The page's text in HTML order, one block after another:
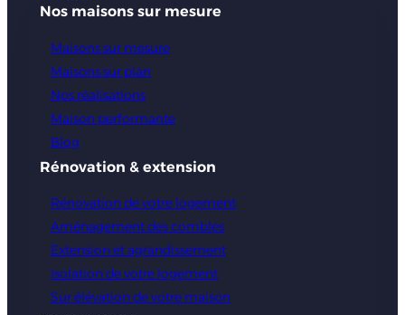
Nos maisons sur mesure
Maisons sur mesure
Maisons sur plan
Nos réalisations
Maison performante
Blog
Rénovation & extension
Rénovation de votre logement
Aménagement des combles
Extension et agrandissement
Isolation de votre logement
Sur élévation de votre maison